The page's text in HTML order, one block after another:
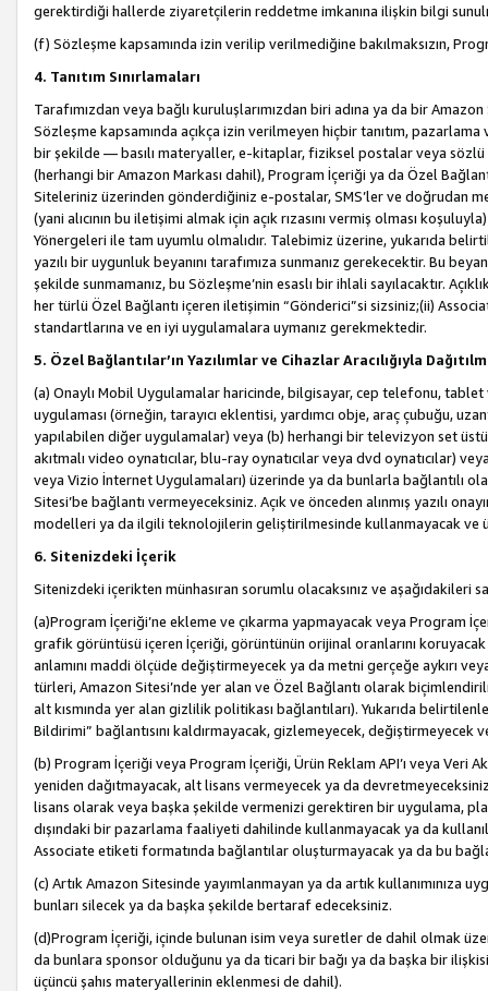
gerektirdiği hallerde ziyaretçilerin reddetme imkanına ilişkin bilgi
(f) Sözleşme kapsamında izin verilip verilmediğine bakılmaksızın,
4. Tanıtım Sınırlamaları
Tarafımızdan veya bağlı kuruluşlarımızdan biri adına ya da bir
Sözleşme kapsamında açıkça izin verilmeyen hiçbir tanıtım,
bir şekilde — basılı materyaller, e-kitaplar, fiziksel postalar veya sözlü
(herhangi bir Amazon Markası dahil), Program İçeriği ya da Özel
Siteleriniz üzerinden gönderdiğiniz e-postalar, SMS’ler ve doğrudan
(yani alıcının bu iletişimi almak için açık rızasını vermiş olması
Yönergeleri ile tam uyumlu olmalıdır. Talebimiz üzerine, yukarıda
yazılı bir uygunluk beyanını tarafımıza sunmanız gerekecektir. Bu
şekilde sunmamanız, bu Sözleşme’nin esaslı bir ihlali sayılacaktır.
her türlü Özel Bağlantı içeren iletişimin “Gönderici”si sizsiniz;(ii)
standartlarına ve en iyi uygulamalara uymanız gerekmektedir.
5. Özel Bağlantılar’ın Yazılımlar ve Cihazlar Aracılığıyla
(a) Onaylı Mobil Uygulamalar haricinde, bilgisayar, cep telefonu,
uygulaması (örneğin, tarayıcı eklentisi, yardımcı obje, araç çubuğu,
yapılabilen diğer uygulamalar) veya (b) herhangi bir televizyon set
akıtmalı video oynatıcılar, blu-ray oynatıcılar veya dvd oynatıcılar)
veya Vizio İnternet Uygulamaları) üzerinde ya da bunlarla bağlantılı
Sitesi’be bağlantı vermeyeceksiniz. Açık ve önceden alınmış yazılı
modelleri ya da ilgili teknolojilerin geliştirilmesinde kullanmayacak ve
6. Sitenizdeki İçerik
Sitenizdeki içerikten münhasıran sorumlu olacaksınız ve aşağıdakileri
(a)Program İçeriği’ne ekleme ve çıkarma yapmayacak veya Program
grafik görüntüsü içeren İçeriği, görüntünün orijinal oranlarını
anlamını maddi ölçüde değiştirmeyecek ya da metni gerçeğe aykırı
türleri, Amazon Sitesi’nde yer alan ve Özel Bağlantı olarak
alt kısmında yer alan gizlilik politikası bağlantıları). Yukarıda
Bildirimi” bağlantısını kaldırmayacak, gizlemeyecek,
(b) Program İçeriği veya Program İçeriği, Ürün Reklam API’ı veya Veri
yeniden dağıtmayacak, alt lisans vermeyecek ya da
lisans olarak veya başka şekilde vermenizi gerektiren bir uygulama,
dışındaki bir pazarlama faaliyeti dahilinde kullanmayacak ya da
Associate etiketi formatında bağlantılar oluşturmayacak ya da bu
(c) Artık Amazon Sitesinde yayımlanmayan ya da artık kullanımınıza
bunları silecek ya da başka şekilde bertaraf edeceksiniz.
(d)Program İçeriği, içinde bulunan isim veya suretler de dahil olmak
da bunlara sponsor olduğunu ya da ticari bir bağı ya da başka bir
üçüncü şahıs materyallerinin eklenmesi de dahil).